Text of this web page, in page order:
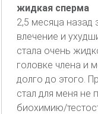
жидкая сперма
2,5 месяца назад
влечение и
стала очень
головке члена и
долго до этого.
стал для меня не
биохимию/